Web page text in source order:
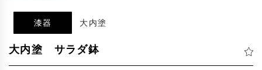
漆器 大内塗
大内塗 サラダ鉢